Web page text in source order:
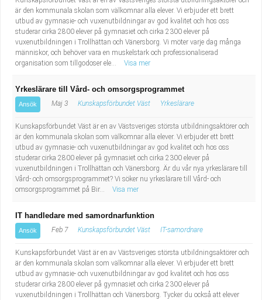
är den kommunala skolan som välkomnar alla elever. Vi erbjuder ett brett
utbud av gymnasie- och vuxenutbildningar av god kvalitet och hos oss
studerar cirka 2800 elever på gymnasiet och cirka 2300 elever på
vuxenutbildningen i Trollhättan och Vänersborg. Vi möter varje dag många
människor, och behöver vara en muskelstark och professionaliserad
organisation som tillgodoser ele...
Visa mer
Yrkeslärare till Vård- och omsorgsprogrammet
Ansök Maj 3 Kunskapsförbundet Väst Yrkeslärare
Kunskapsförbundet Väst är en av Västsveriges största utbildningsaktörer och
är den kommunala skolan som välkomnar alla elever. Vi erbjuder ett brett
utbud av gymnasie- och vuxenutbildningar av god kvalitet och hos oss
studerar cirka 2800 elever på gymnasiet och cirka 2300 elever på
vuxenutbildningen i Trollhättan och Vänersborg. Är du vår nya yrkeslärare till
Vård- och omsorgsprogrammet? Vi söker nu yrkeslärare till Vård- och
omsorgsprogrammet på Bir...
Visa mer
IT handledare med samordnarfunktion
Ansök Feb 7 Kunskapsförbundet Väst IT-samordnare
Kunskapsförbundet Väst är en av Västsveriges största utbildningsaktörer och
är den kommunala skolan som välkomnar alla elever. Vi erbjuder ett brett
utbud av gymnasie- och vuxenutbildningar av god kvalitet och hos oss
studerar cirka 2800 elever på gymnasiet och cirka 2300 elever på
vuxenutbildningen i Trollhättan och Vänersborg. Tycker du också att elever